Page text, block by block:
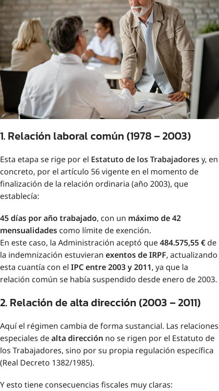
1. Relación laboral común (1978 – 2003)
Esta etapa se rige por el Estatuto de los Trabajadoresy, en
concreto, por el artículo 56 vigente en el momento de
finalización de la relación ordinaria (año 2003), que
establecía:
45 días por año trabajado, con un máximo de 42
mensualidades como límite de exención.
En este caso, la Administración aceptó que484.575,55 €de
la indemnización estuvieran exentos de IRPF, actualizando
esta cuantía con el IPC entre 2003 y 2011, ya que la
relación común se había suspendido desde enero de 2003.
2. Relación de alta dirección (2003 – 2011)
Aquí el régimen cambia de forma sustancial. Las relaciones
especiales dealta dirección no se rigen por el Estatuto de
los Trabajadores, sino por su propia regulación específica
(Real Decreto 1382/1985).
Y esto tiene consecuencias fiscales muy claras: